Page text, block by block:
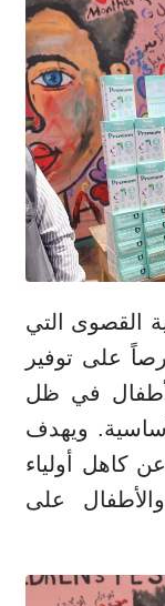
القصوى التي
على توفير
للأطفال في ظل
ويهدف
كاهل أولياء
على